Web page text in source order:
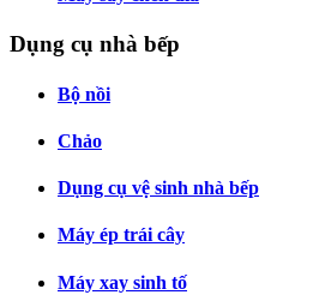
Dụng cụ nhà bếp
Bộ nồi
Chảo
Dụng cụ vệ sinh nhà bếp
Máy ép trái cây
Máy xay sinh tố